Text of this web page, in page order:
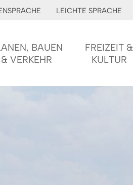
LEICHTE SPRACHE
BAUEN
& VERKEHR
FREIZEIT &
KULTUR